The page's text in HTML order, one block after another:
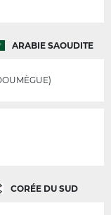
ARABIE SAOUDITE
CORÉE DU SUD